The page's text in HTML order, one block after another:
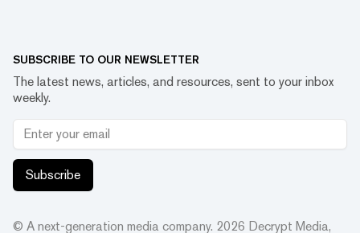
SUBSCRIBE TO OUR NEWSLETTER
The latest news, articles, and resources, sent to your inbox
weekly.
Subscribe
© A next-generation media company. 2026 Decrypt Media,